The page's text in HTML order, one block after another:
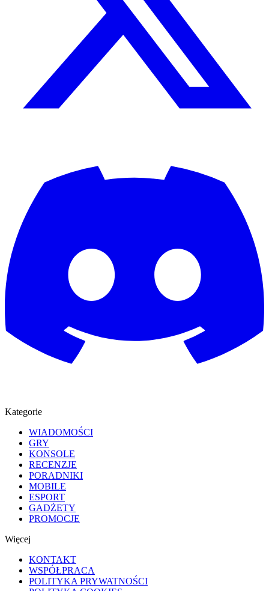
Kategorie
WIADOMOŚCI
GRY
KONSOLE
RECENZJE
PORADNIKI
MOBILE
ESPORT
GADŻETY
PROMOCJE
Więcej
KONTAKT
WSPÓŁPRACA
POLITYKA PRYWATNOŚCI